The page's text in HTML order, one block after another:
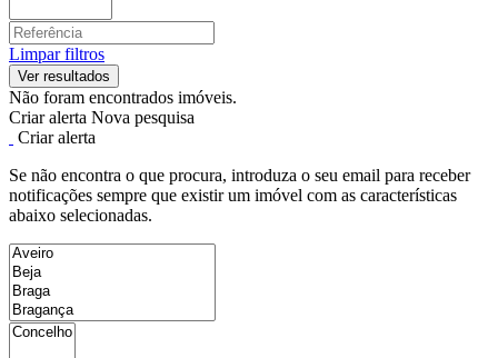
Limpar filtros
Não foram encontrados imóveis.
Criar alerta Nova pesquisa
Criar alerta
Se não encontra o que procura, introduza o seu email para receber
notificações sempre que existir um imóvel com as características
abaixo selecionadas.